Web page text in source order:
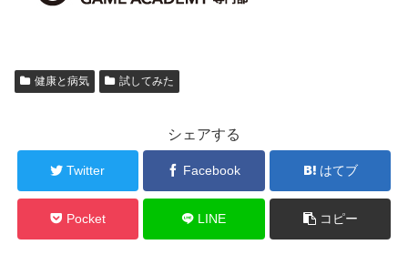
健康と病気 試してみた
シェアする
Twitter Facebook はてブ
Pocket LINE コピー